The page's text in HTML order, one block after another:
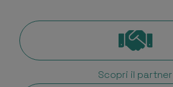
Scopri il partner